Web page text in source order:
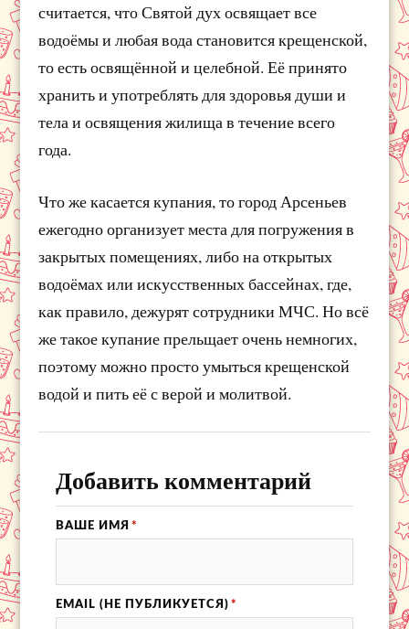
считается, что Святой дух освящает все
водоёмы и любая вода становится крещенской,
то есть освящённой и целебной. Её принято
хранить и употреблять для здоровья души и
тела и освящения жилища в течение всего
года.
Что же касается купания, то город Арсеньев
ежегодно организует места для погружения в
закрытых помещениях, либо на открытых
водоёмах или искусственных бассейнах, где,
как правило, дежурят сотрудники МЧС. Но всё
же такое купание прельщает очень немногих,
поэтому можно просто умыться крещенской
водой и пить её с верой и молитвой.
Добавить комментарий
ВАШЕ ИМЯ *
EMAIL (НЕ ПУБЛИКУЕТСЯ) *